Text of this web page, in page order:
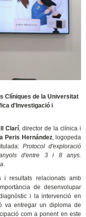
Clíniques de la Universitat
d'Investigació i
Clarí, director de la clínica i
Peris Hernández, logopeda
Protocol d'exploració
d'entre 3 i 8 anys.
.
i resultats relacionats amb
de desenvolupar
i la intervenció en
va entregar un diploma de
com a ponent en este